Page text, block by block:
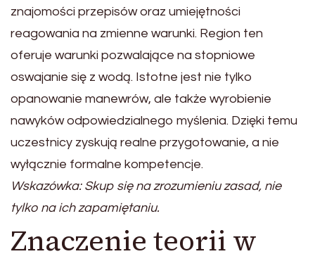
znajomości przepisów oraz umiejętności
reagowania na zmienne warunki. Region ten
oferuje warunki pozwalające na stopniowe
oswajanie się z wodą. Istotne jest nie tylko
opanowanie manewrów, ale także wyrobienie
nawyków odpowiedzialnego myślenia. Dzięki temu
uczestnicy zyskują realne przygotowanie, a nie
wyłącznie formalne kompetencje.
Wskazówka: Skup się na zrozumieniu zasad, nie
tylko na ich zapamiętaniu.
Znaczenie teorii w